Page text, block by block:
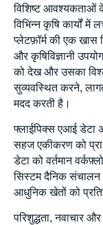
विशिष्ट आवश्यकताओं
विभिन्न कृषि कार्यों
प्लेटफ़ॉर्म की एक खास
और कृषिविज्ञानी
को देख और उसका
सुव्यवस्थित करने,
मदद करती है।
फ्लाईपिक्स एआई डेटा
सहज एकीकरण को
डेटा को वर्तमान
सिस्टम दैनिक संचालन
आधुनिक खेतों को
परिशुद्धता, नवाचार